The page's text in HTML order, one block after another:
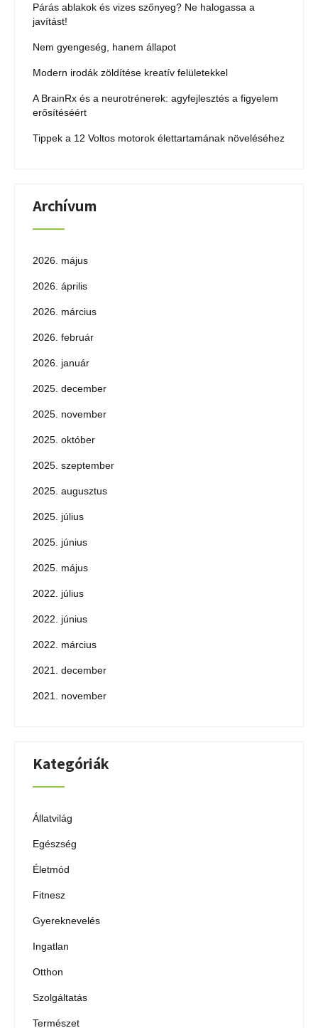
Párás ablakok és vizes szőnyeg? Ne halogassa a
javítást!
Nem gyengeség, hanem állapot
Modern irodák zöldítése kreatív felületekkel
A BrainRx és a neurotrénerek: agyfejlesztés a figyelem
erősítéséért
Tippek a 12 Voltos motorok élettartamának növeléséhez
Archívum
2026. május
2026. április
2026. március
2026. február
2026. január
2025. december
2025. november
2025. október
2025. szeptember
2025. augusztus
2025. július
2025. június
2025. május
2022. július
2022. június
2022. március
2021. december
2021. november
Kategóriák
Állatvilág
Egészség
Életmód
Fitnesz
Gyereknevelés
Ingatlan
Otthon
Szolgáltatás
Természet